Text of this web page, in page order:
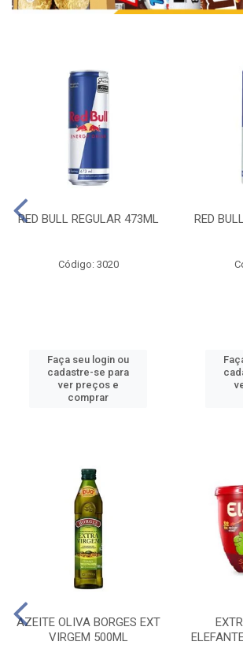
RED BULL REGULAR 473ML
Código: 3020
Faça seu login ou
cadastre-se para
ver preços e
comprar
RED
AZEITE OLIVA BORGES EXT
VIRGEM 500ML